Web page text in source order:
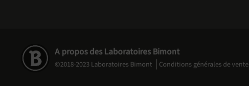
A propos des Laboratoires Bimont
©2018-2023 Laboratoires Bimont Conditions générales de vente